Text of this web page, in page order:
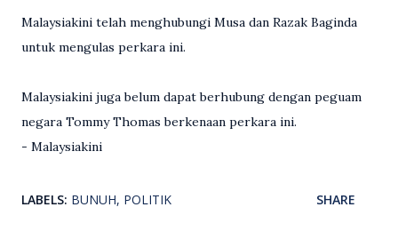
Malaysiakini telah menghubungi Musa dan Razak Baginda
untuk mengulas perkara ini.
Malaysiakini juga belum dapat berhubung dengan peguam
negara Tommy Thomas berkenaan perkara ini.
- Malaysiakini
LABELS: BUNUH POLITIK SHARE